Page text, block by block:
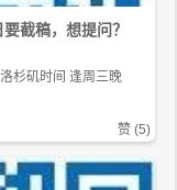
截稿，想提问？
杉矶时间 逢周三晚
赞 (5)